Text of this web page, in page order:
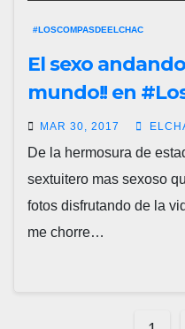
#LOSCOMPASDEELCHAC
El sexo
mundo!! en
MAR 30, 2017
De la hermosura de
sextuitero mas sexoso
fotos disfrutando de la
me chorre…